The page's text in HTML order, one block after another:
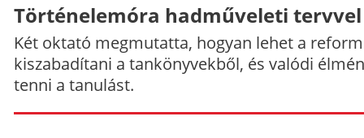
Történelemóra hadműveleti tervvel
Két oktató megmutatta, hogyan lehet a
kiszabadítani a tankönyvekből, és valódi
tenni a tanulást.